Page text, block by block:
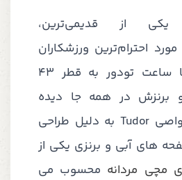
از قدیمی‌ترین،
احترام‌ترین ورزشکاران
فوتبال است و با ساعت تودور به قطر ۴۳
برنزش در همه جا دیده
می‌شود. ساعت غواصی Tudor به دلیل طراحی
های آبی و برنزی یکی از
مچی مردانه محسوب می